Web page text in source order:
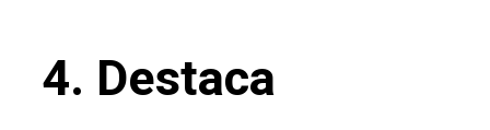
4. Destaca